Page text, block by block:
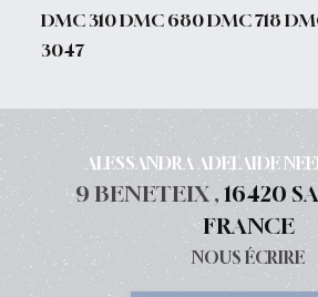
DMC 310 DMC 680 DMC 718
3047
ALESSANDRA ADELAIDE
9 BENETEIX ,16420
FRANCE
NOUS ÉCRIRE